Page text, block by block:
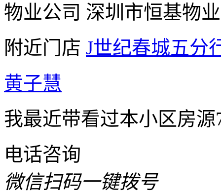
物业公司 深圳市恒基物
附近门店 J世纪春城五分
黄子慧
我最近带看过本小区房
电话咨询
微信扫码一键拨号